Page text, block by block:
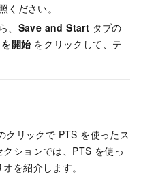
ください。
Save and Start タブの
開始 をクリックして、テ
クリックで PTS を使ったス
ションでは、PTS を使っ
を紹介します。